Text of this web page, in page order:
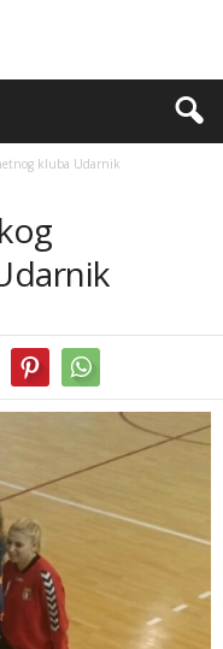
kluba Udarnik